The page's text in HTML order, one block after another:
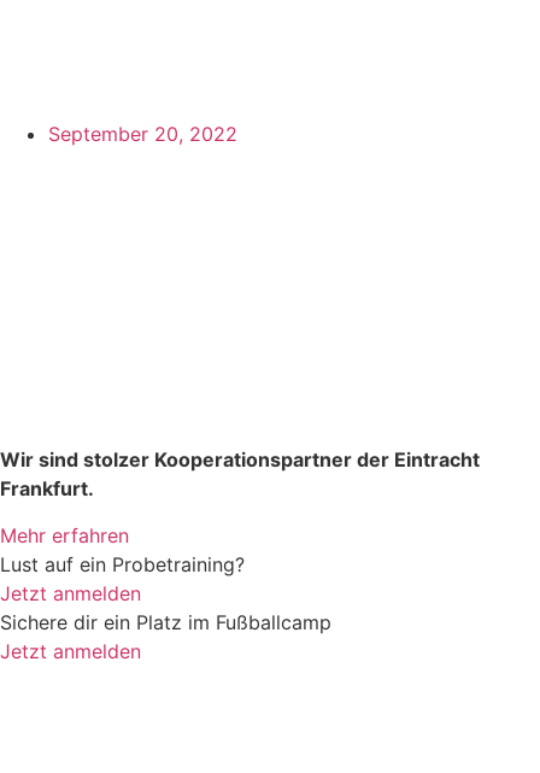
September 20, 2022
Wir sind stolzer Kooperationspartner der Eintracht
Frankfurt.
Mehr erfahren
Lust auf ein Probetraining?
Jetzt anmelden
Sichere dir ein Platz im Fußballcamp
Jetzt anmelden